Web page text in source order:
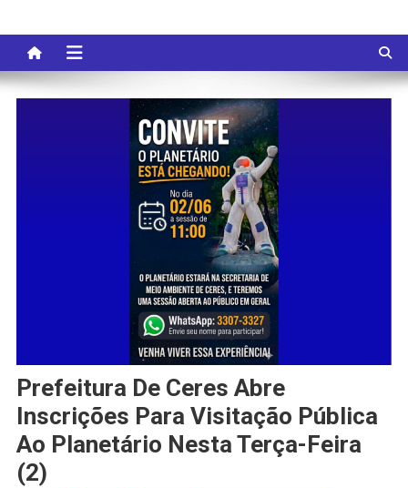
Prefeitura De Ceres Abre
Inscrições Para Visitação Pública
Ao Planetário Nesta Terça-Feira
(2)